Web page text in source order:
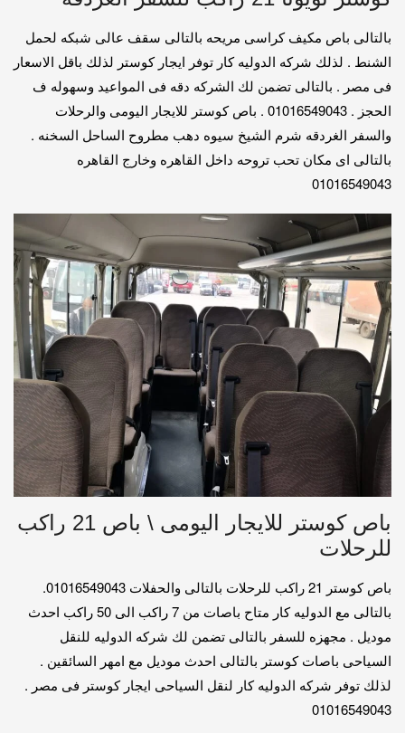
بالتالى باص مكيف كراسى مريحه بالتالى سقف عالى شبكه لحمل
الشنط . لذلك شركه الدوليه كار توفر ايجار كوستر لذلك باقل الاسعار
فى مصر . بالتالى تضمن لك الشركه دقه فى المواعيد وسهوله ف
الحجز . 01016549043 . باص كوستر للايجار اليومى والرحلات
والسفر الغردقه شرم الشيخ سيوه دهب مطروح الساحل السخنه .
بالتالى اى مكان تحب تروحه داخل القاهره وخارج القاهره
01016549043
باص كوستر للايجار اليومى \ باص 21 راكب
للرحلات
باص كوستر 21 راكب للرحلات بالتالى والحفلات 01016549043.
بالتالى مع الدوليه كار متاح باصات من 7 راكب الى 50 راكب احدث
موديل . مجهزه للسفر بالتالى تضمن لك شركه الدوليه للنقل
السياحى باصات كوستر بالتالى احدث موديل مع امهر السائقين .
لذلك توفر شركه الدوليه كار لنقل السياحى ايجار كوستر فى مصر .
01016549043